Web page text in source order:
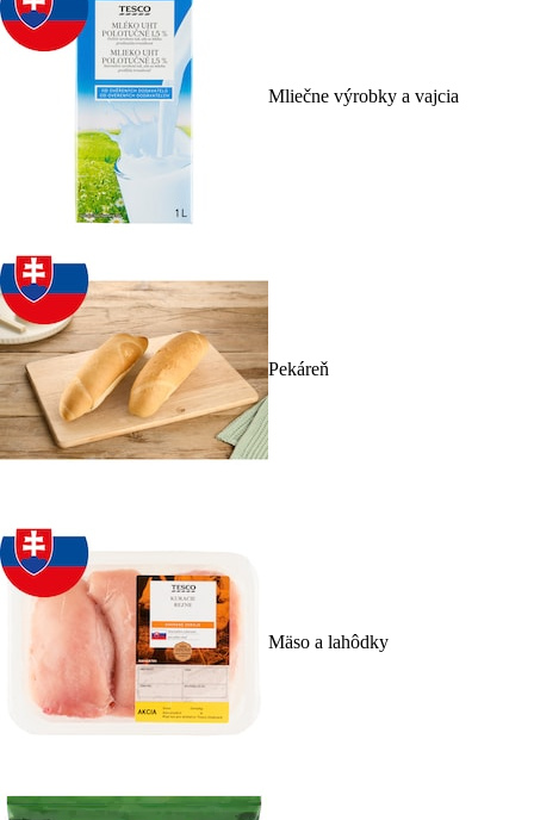
Mliečne výrobky a vajcia
Pekáreň
Mäso a lahôdky